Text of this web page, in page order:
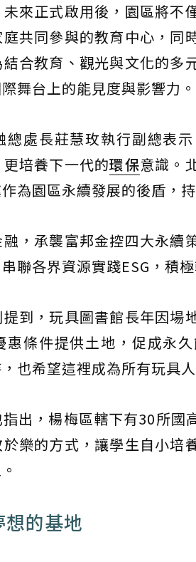
來正式啟用後，園區將不
共同參與的教育中心，同
合教育、觀光與文化的多
舞台上的能見度與影響力。
總處長莊慧玫執行副總表
培養下一代的環保意識。
為園區永續發展的後盾，
，承襲富邦金控四大永續
聯各界資源實踐ESG，積
到，玩具圖書館長年因場
惠條件提供土地，促成永
也希望這裡成為所有玩具人
出，楊梅區轄下有30所國
樂的方式，讓學生自小培
的基地